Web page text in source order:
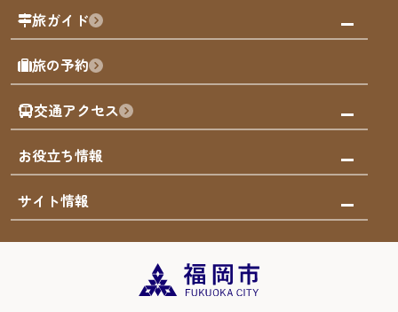
福岡を楽しむ
福岡のアート
福岡のナイトタイム
福岡の歴史・文化
サステナブルツーリズム
福岡検定
よかなび音声ガイド
観る・遊ぶ
屋台
買う
体験
泊まる
旅ガイド
モデルコース
AIおまかせコース
オリジナルプラン
みんなの旅行記
旅の予約
交通アクセス
市内交通ガイド
お得なチケット
お役立ち情報
お知らせ
災害情報
サイト情報
まち歩き・体験プログラム掲載申込